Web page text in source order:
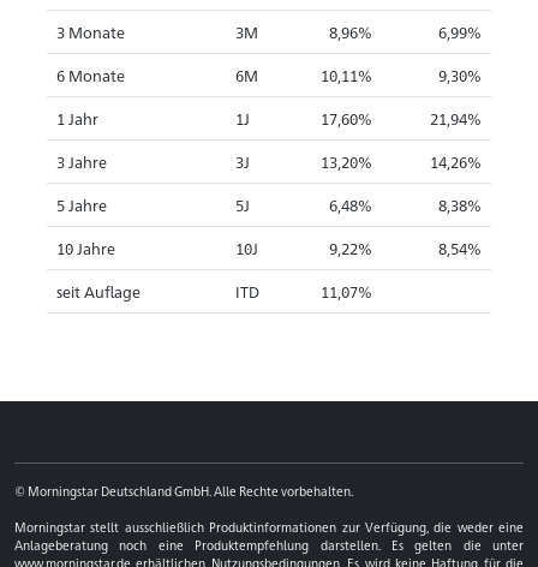
3 Monate 3M 8,96% 6,99%
6 Monate 6M 10,11% 9,30%
1 Jahr 1J 17,60% 21,94%
3 Jahre 3J 13,20% 14,26%
5 Jahre 5J 6,48% 8,38%
10 Jahre 10J 9,22% 8,54%
seit Auflage ITD 11,07%
© Morningstar Deutschland GmbH. Alle Rechte vorbehalten.
Morningstar stellt ausschließlich Produktinformationen zur Verfügung, die weder eine
Anlageberatung noch eine Produktempfehlung darstellen. Es gelten die unter
www.morningstar.de erhältlichen Nutzungsbedingungen. Es wird keine Haftung für die